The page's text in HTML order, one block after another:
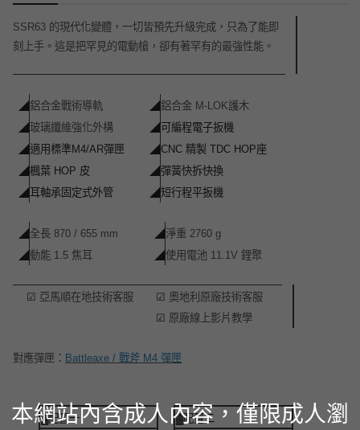
SSR63 的現代化變體，一切皆預先升級完成，只為了能即
刻上手。這是把罕見的電動槍，卻有著罕有的最強性能。
◢鋁合金戰術導軌 ◢鋁合金 M-LOK護木
◢玻璃纖維強化外構 ◢可編程電子扳機
◢適用標準M4/AR彈匣 ◢CNC 精製 TDC HOP座
◢楓葉 HOP 皮 ◢彈簧快拆快換
◢耳軸承固定式外管 ◢短行程平扳機
◢全長 870 / 655 mm ◢淨重 2760 g
◢動能 1.5 焦耳 ◢使用電池 11.1V 鋰聚
☑ 亞馬順在地技術客服 ☑ 奧地利原廠技術客服
☑ 原廠線上影片教學
對應彈匣： Battleaxe / 戰斧 M4 彈匣
▓配置一 ▓配置二
本網站內含成人內容，僅限成人瀏